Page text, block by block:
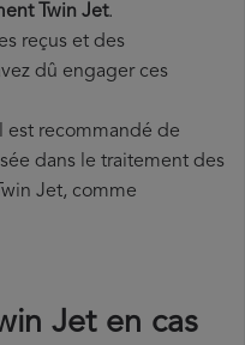
Twin Jet.
reçus et des
dû engager ces
est recommandé de
dans le traitement des
Jet, comme
Jet en cas